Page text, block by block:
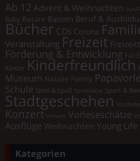
Ab 12 Advent & Weihnachten Aus/
Baby Basare Basteln Beruf &
Bücher CDs Corona
Veranstaltung Freizeit
Förderung & Entwicklung Für
Kinder Kinderfreundlich
Museum Natalie Family
Schule Spiel & Spaß Spielplätze Sport &
Stadtgeschehen
Konzert Umwelt Vorleseschätze
Ausflüge Weihnachten Young Life
Kategorien